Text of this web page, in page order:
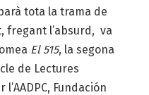
tota la trama de
fregant l’absurd, va
El 515, la segona
de Lectures
Fundación